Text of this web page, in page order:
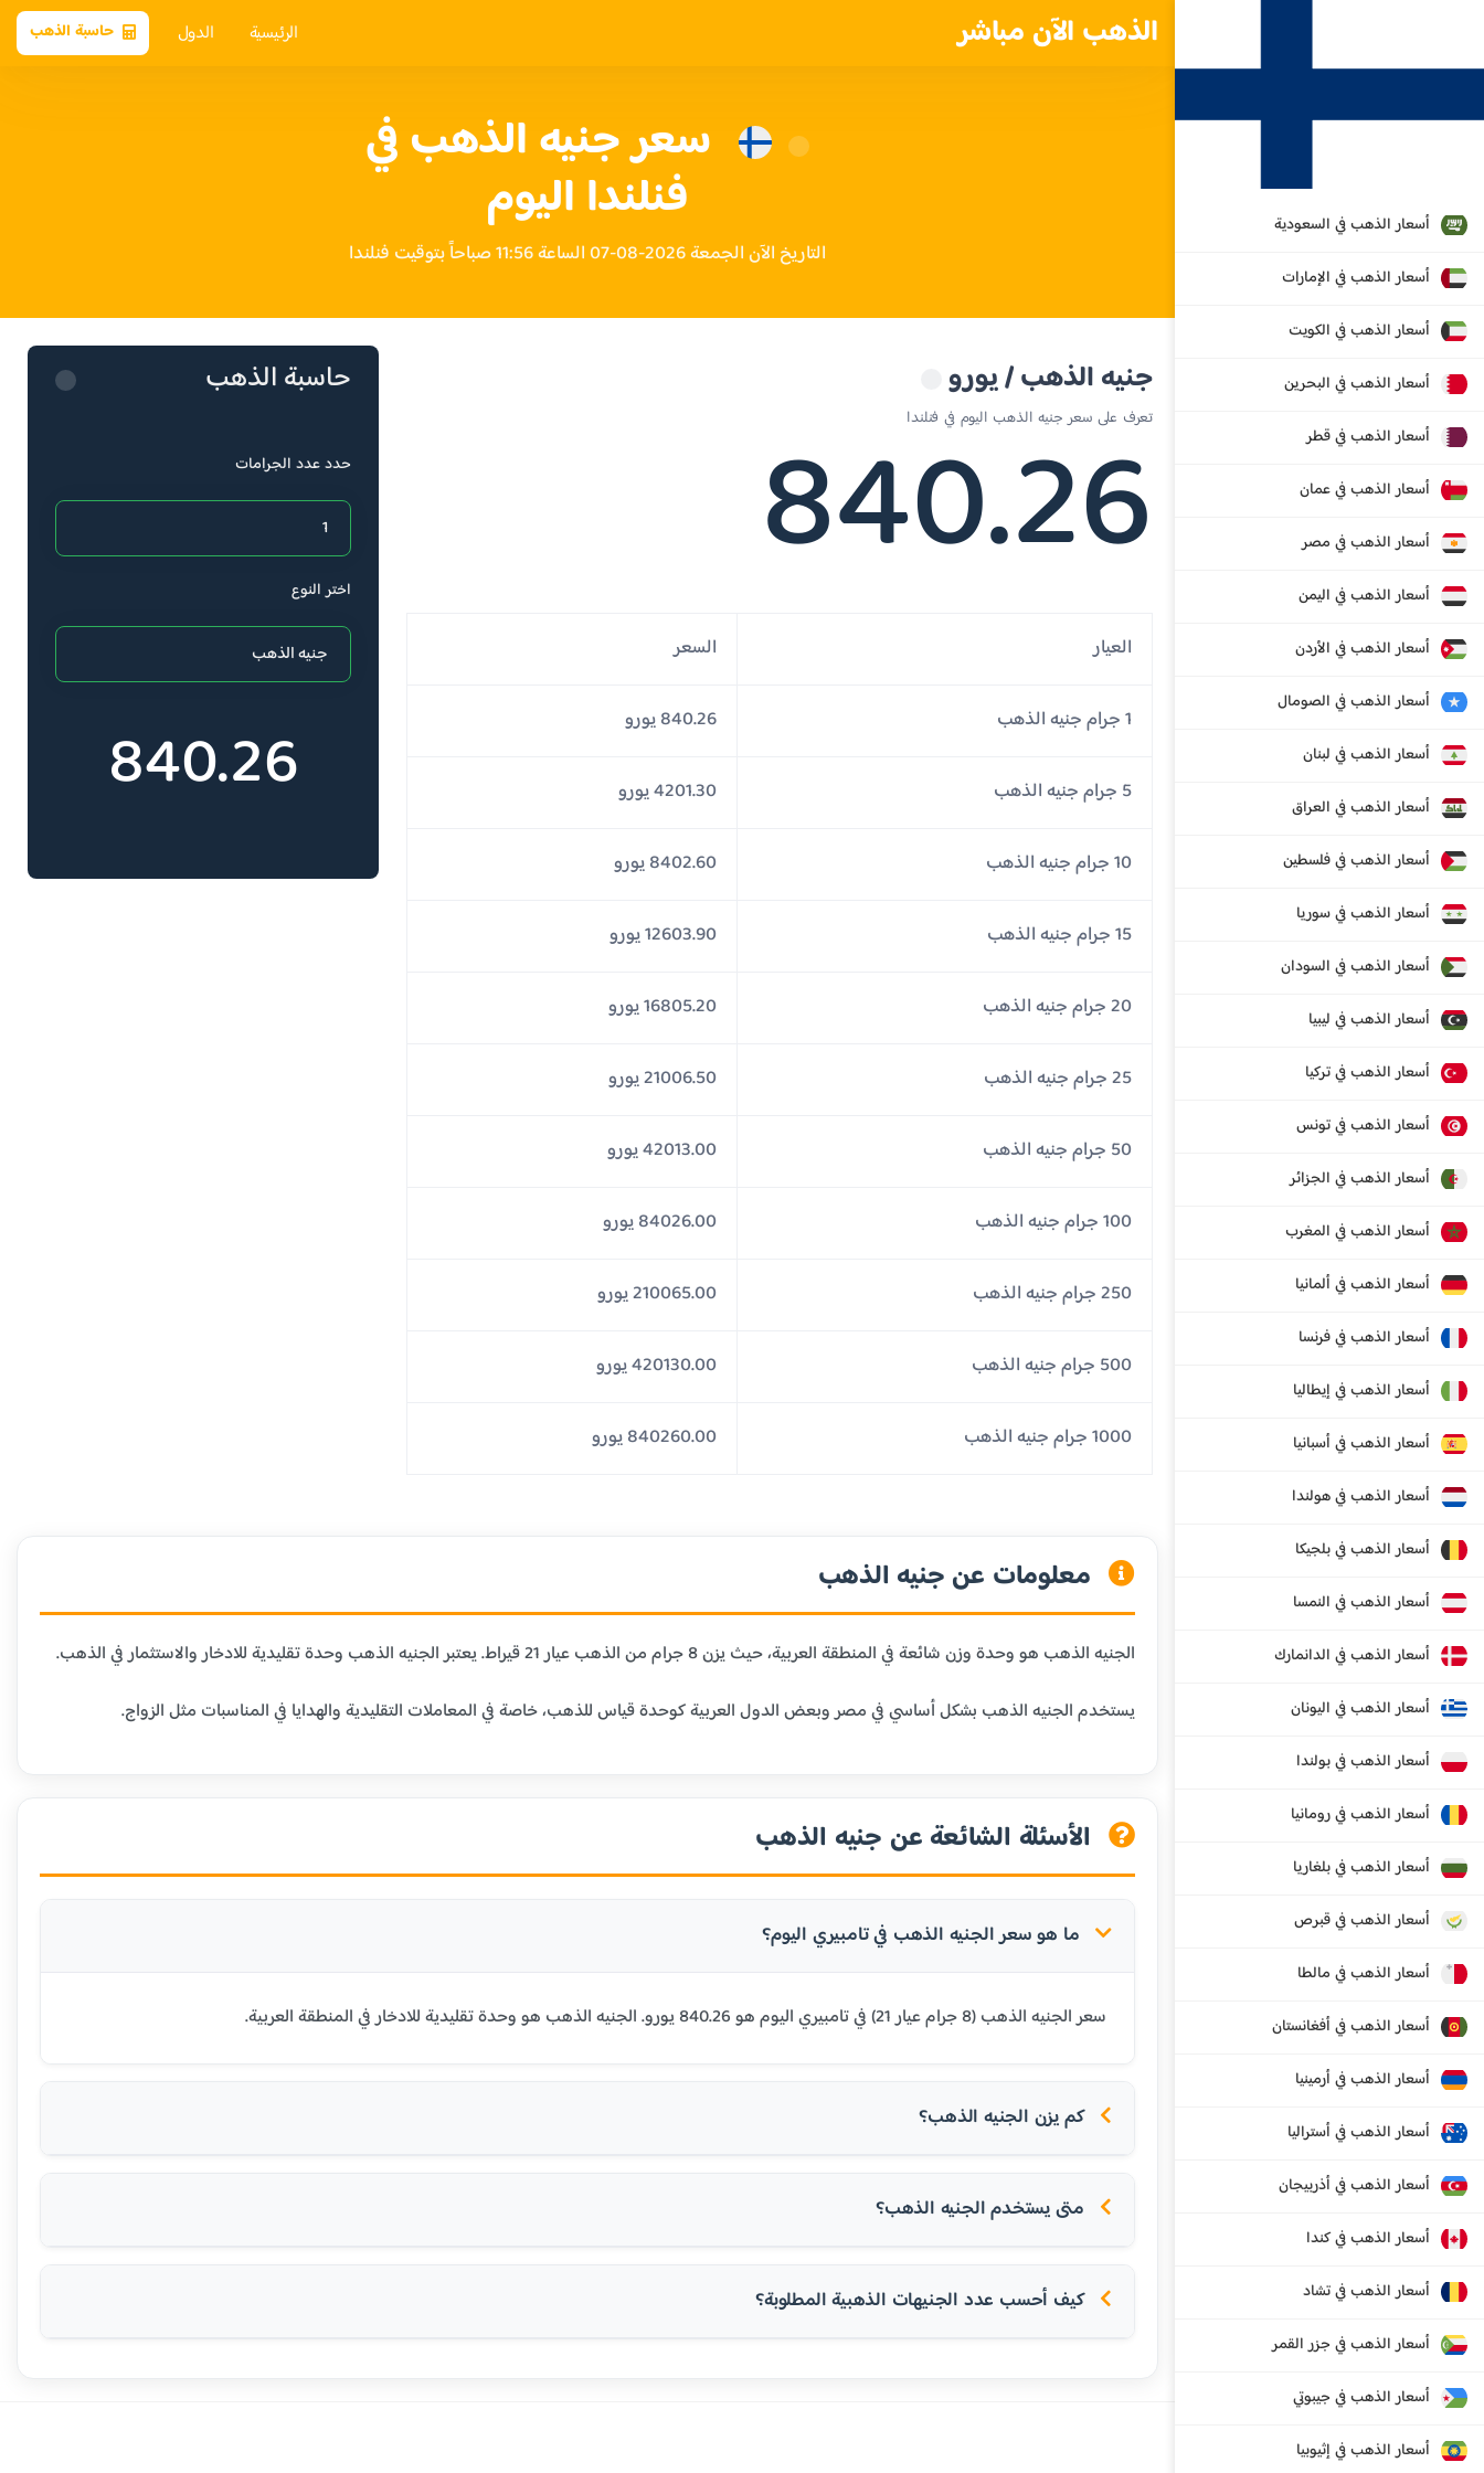
الذهب الآن مباشر الرئيسية الدول حاسبة الذهب
أسعار الذهب في السعودية
أسعار الذهب في الإمارات
أسعار الذهب في الكويت
أسعار الذهب في البحرين
أسعار الذهب في قطر
أسعار الذهب في عمان
أسعار الذهب في مصر
أسعار الذهب في اليمن
أسعار الذهب في الأردن
أسعار الذهب في الصومال
أسعار الذهب في لبنان
أسعار الذهب في العراق
أسعار الذهب في فلسطين
أسعار الذهب في سوريا
أسعار الذهب في السودان
أسعار الذهب في ليبيا
أسعار الذهب في تركيا
أسعار الذهب في تونس
أسعار الذهب في الجزائر
أسعار الذهب في المغرب
أسعار الذهب في ألمانيا
أسعار الذهب في فرنسا
أسعار الذهب في إيطاليا
أسعار الذهب في أسبانيا
أسعار الذهب في هولندا
أسعار الذهب في بلجيكا
أسعار الذهب في النمسا
أسعار الذهب في الدانمارك
أسعار الذهب في اليونان
أسعار الذهب في بولندا
أسعار الذهب في رومانيا
أسعار الذهب في بلغاريا
أسعار الذهب في قبرص
أسعار الذهب في مالطا
أسعار الذهب في أفغانستان
أسعار الذهب في أرمينيا
أسعار الذهب في أستراليا
أسعار الذهب في أذربيجان
أسعار الذهب في كندا
أسعار الذهب في تشاد
أسعار الذهب في جزر القمر
أسعار الذهب في جيبوتي
أسعار الذهب في إثيوبيا
سعر جنيه الذهب في
فنلندا اليوم
التاريخ الآن الجمعة 2026-08-07 الساعة 11:56 صباحاً بتوقيت فنلندا
جنيه الذهب / يورو
تعرف على سعر جنيه الذهب اليوم في فنلندا
840.26
العيار السعر
1 جرام جنيه الذهب 840.26 يورو
5 جرام جنيه الذهب 4201.30 يورو
10 جرام جنيه الذهب 8402.60 يورو
15 جرام جنيه الذهب 12603.90 يورو
20 جرام جنيه الذهب 16805.20 يورو
25 جرام جنيه الذهب 21006.50 يورو
50 جرام جنيه الذهب 42013.00 يورو
100 جرام جنيه الذهب 84026.00 يورو
250 جرام جنيه الذهب 210065.00 يورو
500 جرام جنيه الذهب 420130.00 يورو
1000 جرام جنيه الذهب 840260.00 يورو
حاسبة الذهب
حدد عدد الجرامات
اختر النوع
840.26
معلومات عن جنيه الذهب
الجنيه الذهب هو وحدة وزن شائعة في المنطقة العربية، حيث يزن 8 جرام من الذهب عيار 21 قيراط. يعتبر الجنيه الذهب وحدة تقليدية للادخار والاستثمار في الذهب.
يستخدم الجنيه الذهب بشكل أساسي في مصر وبعض الدول العربية كوحدة قياس للذهب، خاصة في المعاملات التقليدية والهدايا في المناسبات مثل الزواج.
الأسئلة الشائعة عن جنيه الذهب
ما هو سعر الجنيه الذهب في تامبيري اليوم؟
سعر الجنيه الذهب (8 جرام عيار 21) في تامبيري اليوم هو 840.26 يورو. الجنيه الذهب هو وحدة تقليدية للادخار في المنطقة العربية.
كم يزن الجنيه الذهب؟
متى يستخدم الجنيه الذهب؟
كيف أحسب عدد الجنيهات الذهبية المطلوبة؟